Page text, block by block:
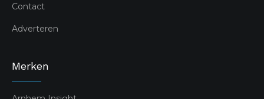
Contact
Adverteren
Merken